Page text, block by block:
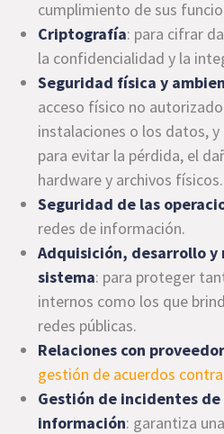
cumplimiento de sus
Criptografía: para cifrar
la confidencialidad y la
Seguridad física y
acceso físico no
instalaciones o los datos,
para evitar la pérdida, el
hardware y archivos físicos.
Seguridad de las
redes de información.
Adquisición, desarrollo
sistema: para proteger
internos como los que
redes públicas.
Relaciones con
gestión de acuerdos
Gestión de incidentes
información: garantiza